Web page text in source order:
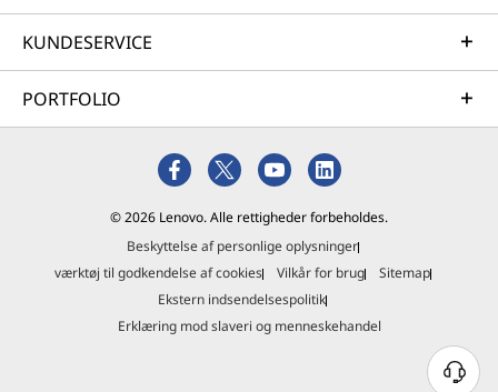
KUNDESERVICE
PORTFOLIO
© 2026 Lenovo. Alle rettigheder forbeholdes.
Beskyttelse af personlige oplysninger
værktøj til godkendelse af cookies
Vilkår for brug
Sitemap
Ekstern indsendelsespolitik
Erklæring mod slaveri og menneskehandel